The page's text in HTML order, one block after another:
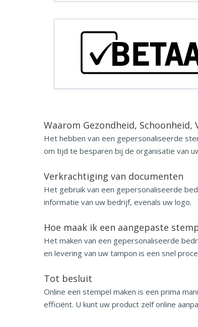
Waarom Gezondheid,
Het hebben van een gepersonaliseerde
om tijd te besparen bij de organisatie van
Verkrachtiging van documenten
Het gebruik van een gepersonaliseerde
informatie van uw bedrijf, evenals uw logo.
Hoe maak ik een aangepaste
Het maken van een gepersonaliseerde
en levering van uw tampon is een snel
Tot besluit
Online een stempel maken is een prima
efficiënt. U kunt uw product zelf online